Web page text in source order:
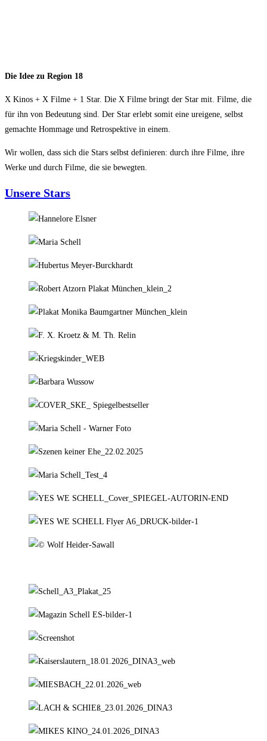
Die Idee zu Region 18
X Kinos + X Filme + 1 Star. Die X Filme bringt der Star mit. Filme, die
für ihn von Bedeutung sind. Der Star erlebt somit eine ureigene, selbst
gemachte Hommage und Retrospektive in einem.
Wir wollen, dass sich die Stars selbst definieren: durch ihre Filme, ihre
Werke und durch Filme, die sie bewegten.
Unsere Stars